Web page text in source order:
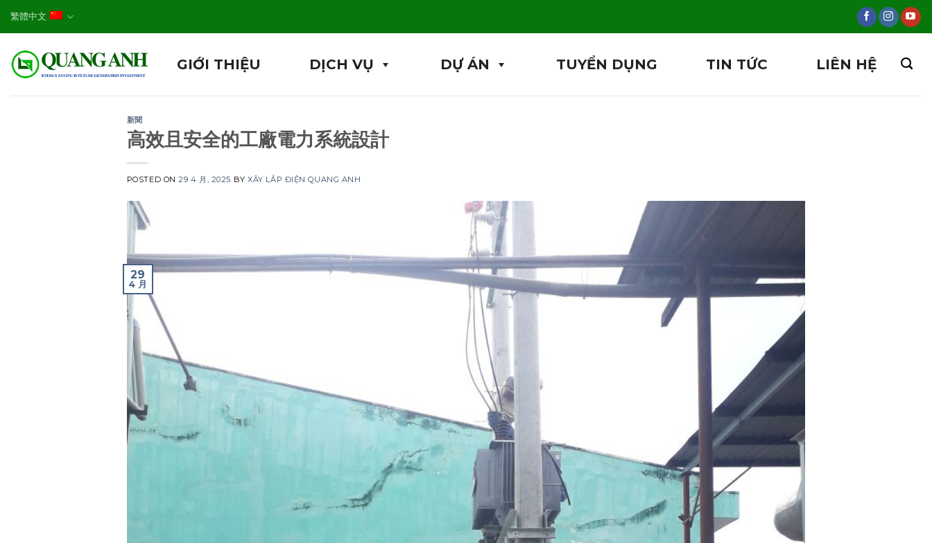
繁體中文
GIỚI THIỆU DỊCH VỤ DỰ ÁN TUYỂN DỤNG TIN TỨC LIÊN HỆ
新聞
高效且安全的工廠電力系統設計
POSTED ON29 4 月, 2025 BYXÂY LẮP ĐIỆN QUANG ANH
29
4 月